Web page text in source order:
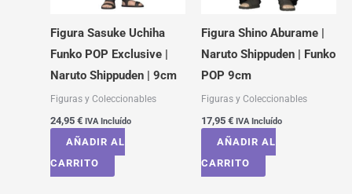
Figura Sasuke Uchiha
Funko POP Exclusive |
Naruto Shippuden | 9cm
Figuras y Coleccionables
24,95 € IVA Incluído
AÑADIR AL
CARRITO
Figura Shino Aburame |
Naruto Shippuden | Funko
POP 9cm
Figuras y Coleccionables
17,95 € IVA Incluído
AÑADIR AL
CARRITO